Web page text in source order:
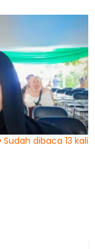
Sudah dibaca 13 kali